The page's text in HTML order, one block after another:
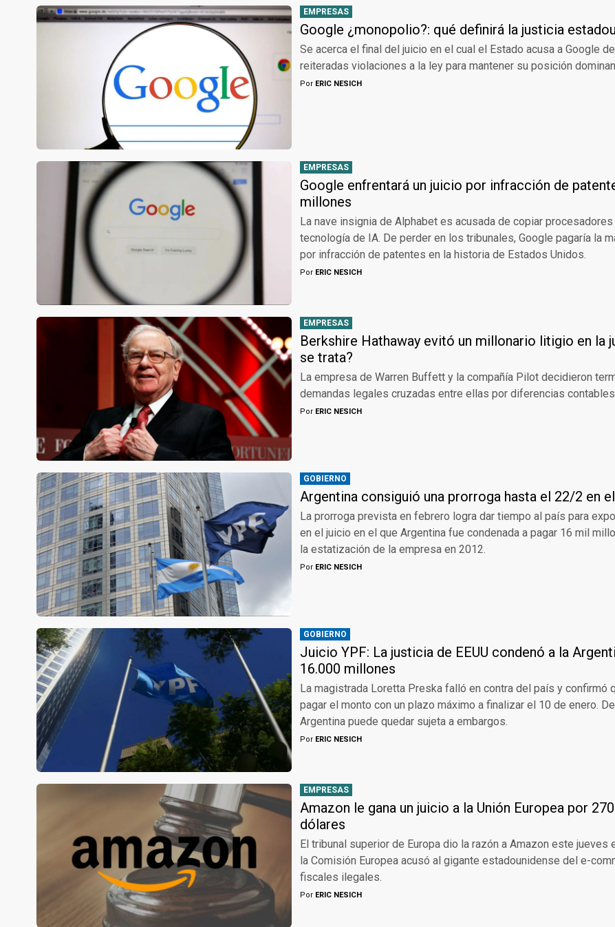
EMPRESAS
Google ¿monopolio?: qué definirá la justicia
Se acerca el final del juicio en el cual el Estado acusa a Google
reiteradas violaciones a la ley para mantener su posición
Por ERIC NESICH
EMPRESAS
Google enfrentará un juicio por infracción de
millones
La nave insignia de Alphabet es acusada de copiar
tecnología de IA. De perder en los tribunales, Google pagaría la
por infracción de patentes en la historia de Estados Unidos.
Por ERIC NESICH
EMPRESAS
Berkshire Hathaway evitó un millonario litigio en la
se trata?
La empresa de Warren Buffett y la compañía Pilot decidieron
demandas legales cruzadas entre ellas por diferencias contables
Por ERIC NESICH
GOBIERNO
Argentina consiguió una prorroga hasta el 22/2 en
La prorroga prevista en febrero logra dar tiempo al país para
en el juicio en el que Argentina fue condenada a pagar 16 mil
la estatización de la empresa en 2012.
Por ERIC NESICH
GOBIERNO
Juicio YPF: La justicia de EEUU condenó a la
16.000 millones
La magistrada Loretta Preska falló en contra del país y confirmó
pagar el monto con un plazo máximo a finalizar el 10 de enero.
Argentina puede quedar sujeta a embargos.
Por ERIC NESICH
EMPRESAS
Amazon le gana un juicio a la Unión Europea por
dólares
El tribunal superior de Europa dio la razón a Amazon este jueves
la Comisión Europea acusó al gigante estadounidense del e-
fiscales ilegales.
Por ERIC NESICH